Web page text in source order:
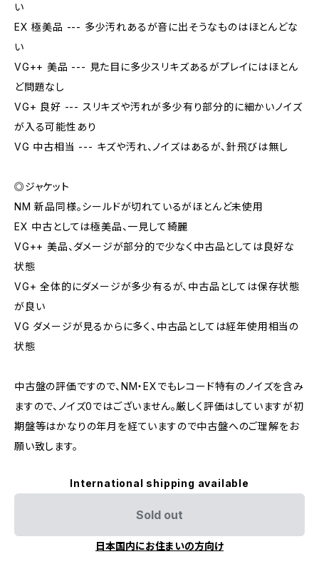
い
EX 極美品 --- 多少汚れあるが音に出そうなものはほとんどな
い
VG++ 美品 --- 見た目に多少スリキズあるがプレイにはほとん
ど問題なし
VG+ 良好 --- スリキズや汚れが多少有り部分的に細かいノイズ
が入る可能性あり
VG 中古相当 --- キズや汚れ、ノイズはあるが、針飛びは無し
◎ジャケット
NM 新品同様。シールドが切れているがほとんど未使用
EX 中古としては極美品、一見して綺麗
VG++ 美品、ダメージが部分的で少なく中古品としては良好な
状態
VG+ 全体的にダメージが多少有るが、中古品としては保存状態
が良い
VG ダメージが見るからに多く、中古品としては経年使用相当の
状態
中古盤の評価ですので、NM・EXでもレコード特有のノイズを含み
ますので、ノイズ0ではございません。厳しく評価はしていますが初
期盤等はかなりの年月を経ていますので中古盤へのご理解をお
願い致します。
International shipping available
Sold out
日本国内にお住まいの方向け